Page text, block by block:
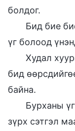
болдог.
Бид бие
үг болоод
Худал
бид
байна.
Бурханы
зүрх сэтгэл